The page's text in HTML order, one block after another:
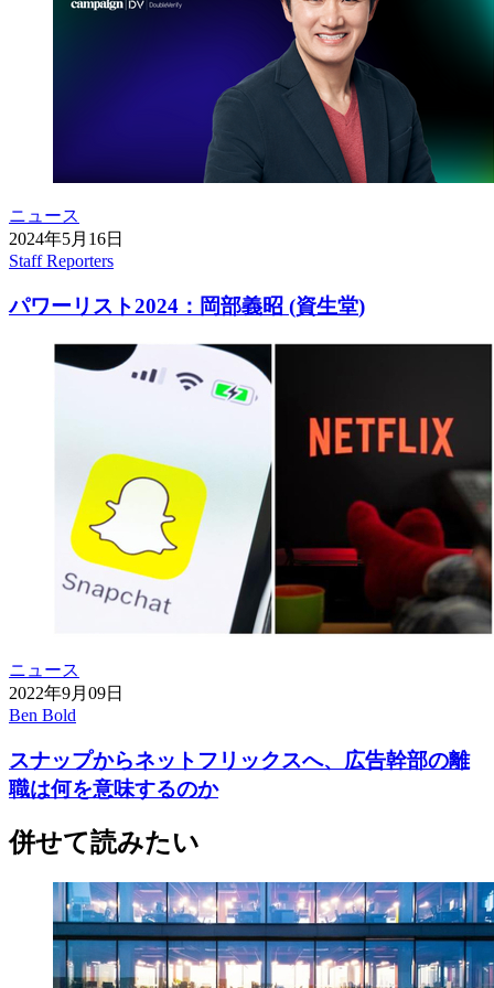
ニュース
2024年5月16日
Staff Reporters
パワーリスト2024：岡部義昭 (資生堂)
ニュース
2022年9月09日
Ben Bold
スナップからネットフリックスへ、広告幹部の離
職は何を意味するのか
併せて読みたい